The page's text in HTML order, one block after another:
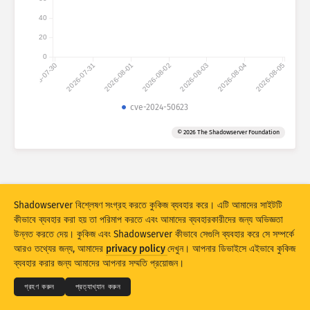
ডেটা সেট
ট্যাগ
Stacking
আপডেট করুন রিসেট
PNG হিসেবে ডাউনলোড করুন
2026-07-30 2026-07-31 2026-08-01 2026-08-02 2026-08-03 2026-08-04 2026-08-05
0
20
40
cve-2024-50623
© 2026 The Shadowserver Foundation
© 2026THE SHADOWSERVER FOUNDATION
গোপনীয়তা এবং শর্তাদি
যোগাযোগ করুন সৌজন্যে
Shadowserver বিশ্লেষণ সংগ্রহ করতে কুকিজ ব্যবহার করে। এটি আমাদের সাইটটি
কীভাবে ব্যবহার করা হয় তা পরিমাপ করতে এবং আমাদের ব্যবহারকারীদের জন্য অভিজ্ঞতা
উন্নত করতে দেয়। কুকিজ এবং Shadowserver কীভাবে সেগুলি ব্যবহার করে সে সম্পর্কে
আরও তথ্যের জন্য, আমাদের privacy policyদেখুন। আপনার ডিভাইসে এইভাবে কুকিজ
ব্যবহার করার জন্য আমাদের আপনার সম্মতি প্রয়োজন।
গ্রহণ করুন প্রত্যাখ্যান করুন